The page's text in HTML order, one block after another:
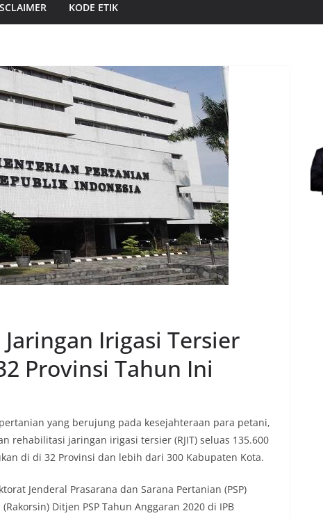
KODE ETIK
Irigasi Tersier
Provinsi Tahun Ini
yang berujung pada kesejahteraan para petani,
rehabilitasi jaringan irigasi tersier (RJIT) seluas 135.600
di di 32 Provinsi dan lebih dari 300 Kabupaten Kota.
Jenderal Prasarana dan Sarana Pertanian (PSP)
Ditjen PSP Tahun Anggaran 2020 di IPB